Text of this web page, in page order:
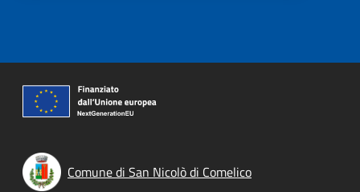
Comune di San Nicolò di Comelico